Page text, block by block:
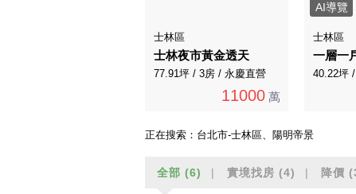
士林區
士林夜市黃金透天
77.91坪 / 3房 / 永慶直營
11000 萬
AI導覽
士林區
40.22坪
正在搜索： 台北市-士林區、陽明帝景
全部 (6) 實境找房 (4) 降價